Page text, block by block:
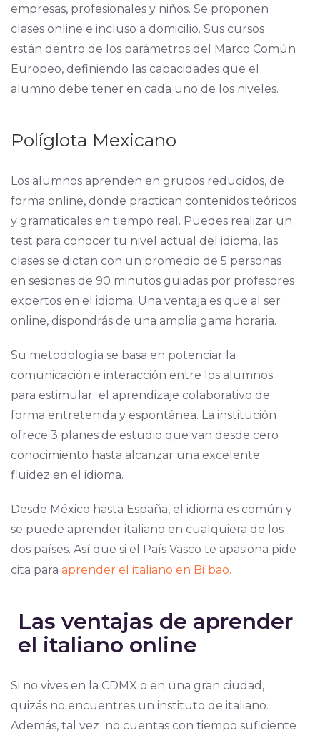
empresas, profesionales y niños. Se proponen
clases online e incluso a domicilio. Sus cursos
están dentro de los parámetros del Marco Común
Europeo, definiendo las capacidades que el
alumno debe tener en cada uno de los niveles.
Políglota Mexicano
Los alumnos aprenden en grupos reducidos, de
forma online, donde practican contenidos teóricos
y gramaticales en tiempo real. Puedes realizar un
test para conocer tu nivel actual del idioma, las
clases se dictan con un promedio de 5 personas
en sesiones de 90 minutos guiadas por profesores
expertos en el idioma. Una ventaja es que al ser
online, dispondrás de una amplia gama horaria.
Su metodología se basa en potenciar la
comunicación e interacción entre los alumnos
para estimular el aprendizaje colaborativo de
forma entretenida y espontánea. La institución
ofrece 3 planes de estudio que van desde cero
conocimiento hasta alcanzar una excelente
fluidez en el idioma.
Desde México hasta España, el idioma es común y
se puede aprender italiano en cualquiera de los
dos países. Así que si el País Vasco te apasiona pide
cita para aprender el italiano en Bilbao.
Las ventajas de aprender
el italiano online
Si no vives en la CDMX o en una gran ciudad,
quizás no encuentres un instituto de italiano.
Además, tal vez no cuentas con tiempo suficiente